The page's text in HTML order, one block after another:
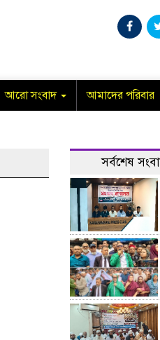
আরো সংবাদ আমাদের পরিবার
সর্বশেষ